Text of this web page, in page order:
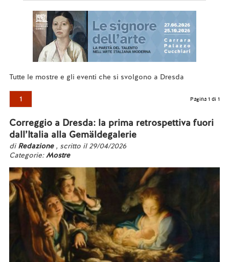
Tutte le mostre e gli eventi che si svolgono a Dresda
1 Pagina 1 di 1
Correggio a Dresda: la prima retrospettiva fuori
dall’Italia alla Gemäldegalerie
di Redazione , scritto il 29/04/2026
Categorie:Mostre